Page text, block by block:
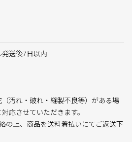
送後7日以内
汚れ・破れ・縫製不良等）がある場
応させていただきます。
の上、商品を送料着払いにてご返送下